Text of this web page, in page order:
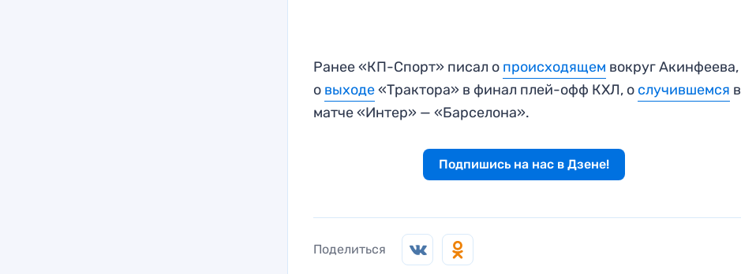
Ранее «КП-Спорт» писал о происходящем вокруг Акинфеева,
о выходе«Трактора» в финал плей-офф КХЛ, о случившемся в
матче «Интер» — «Барселона».
Подпишись на нас в Дзене!
Поделиться